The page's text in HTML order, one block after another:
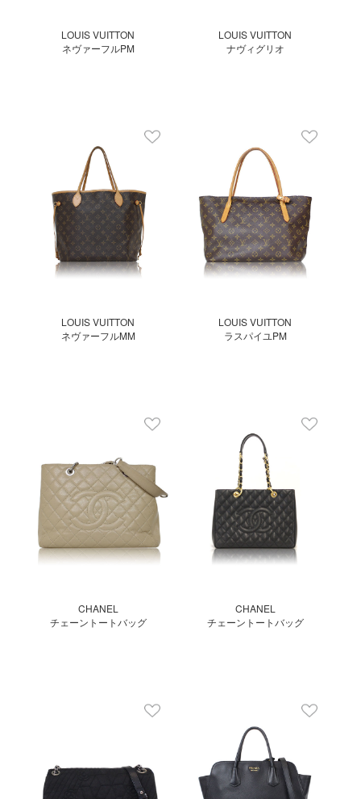
LOUIS VUITTON
ネヴァーフルPM
LOUIS VUITTON
ナヴィグリオ
LOUIS VUITTON
ネヴァーフルMM
LOUIS VUITTON
ラスパイユPM
CHANEL
チェーントートバッグ
CHANEL
チェーントートバッグ